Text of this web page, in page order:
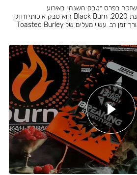
הליין החזק של חברת Burn שזכה בפרס ״טבק השנה״ באירוע
JohnCalliano Awards בשנת 2020. Black Burn הוא טבק איכותי וחזק
ששומר על הטעם והחוזק לאורך זמן רב. עשוי מעלים של Toasted Burley